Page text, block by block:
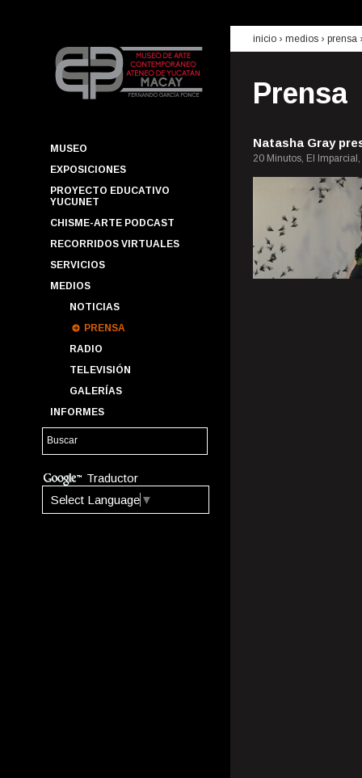
MUSEO
EXPOSICIONES
PROYECTO EDUCATIVO
YUCUNET
CHISME-ARTE PODCAST
RECORRIDOS VIRTUALES
SERVICIOS
MEDIOS
NOTICIAS
PRENSA
RADIO
TELEVISIÓN
GALERÍAS
INFORMES
Traductor
Select Language ▼
inicio › medios › prensa
Prensa
Natasha Gray
20 Minutos, El